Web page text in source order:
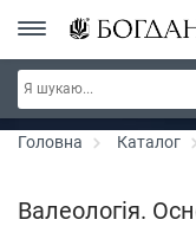
РОЗПРОДАЖ ~ 150 грн ~
300 грн ~
Головна Каталог
Валеологія.